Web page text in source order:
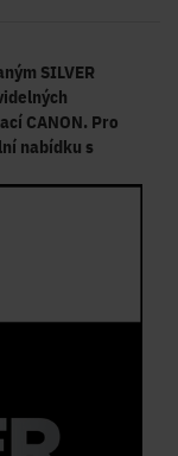
SILVER
CANON. Pro
nabídku s